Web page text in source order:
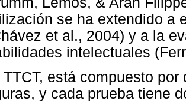
se ha extendido a
et al., 2004) y a la
intelectuales
TTCT, está compuesto
y cada prueba tiene